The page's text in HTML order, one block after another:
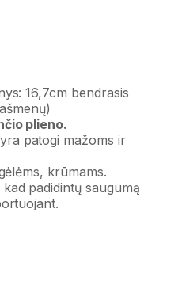
16,7cm bendrasis
plieno.
yra patogi mažoms ir
krūmams.
kad padidintų saugumą